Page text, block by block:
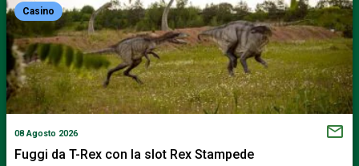
Casino
08 Agosto 2026
Fuggi da T-Rex con la slot Rex Stampede